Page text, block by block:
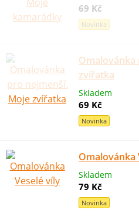
69 Kč
Novinka
Omalovánka
zvířatka
Skladem
69 Kč
Novinka
Omalovánka
Skladem
79 Kč
Novinka